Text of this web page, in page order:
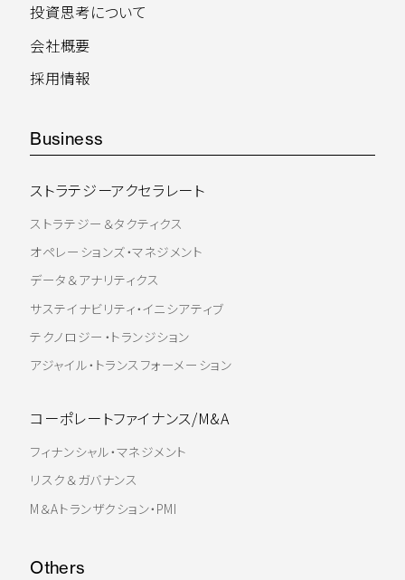
投資思考について
会社概要
採用情報
Business
ストラテジーアクセラレート
ストラテジー＆タクティクス
オペレーションズ・マネジメント
データ＆アナリティクス
サステイナビリティ・イニシアティブ
テクノロジー・トランジション
アジャイル・トランスフォーメーション
コーポレートファイナンス/M&A
フィナンシャル・マネジメント
リスク＆ガバナンス
M＆Aトランザクション・PMI
Others